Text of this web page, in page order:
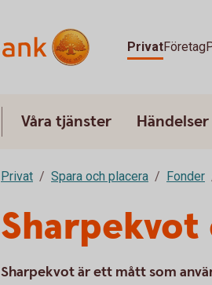
PrivatFöretag
Våra tjänster
Privat Spara och placera Fonder
Sharpekvot är ett mått som